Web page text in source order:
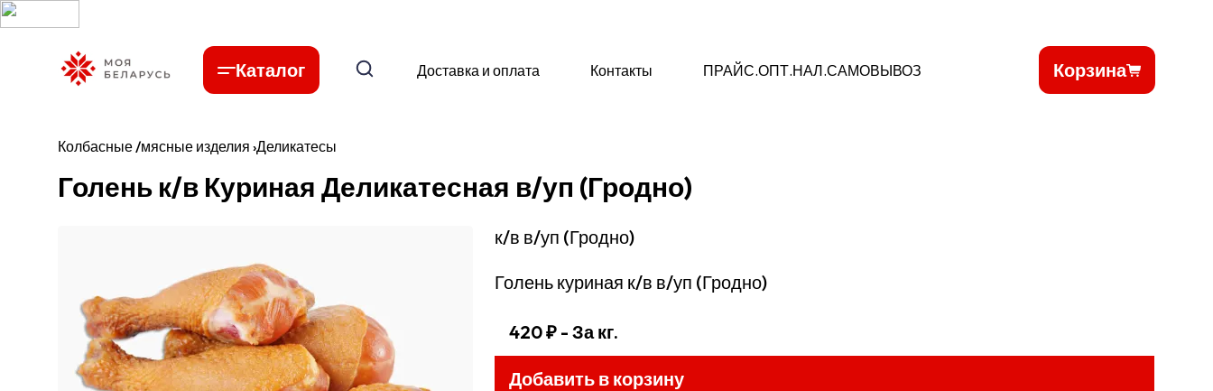
Каталог Доставка и оплата Контакты ПРАЙС.ОПТ.НАЛ.САМОВЫВОЗ Корзина
Колбасные /мясные изделия ›Деликатесы
Голень к/в Куриная Деликатесная в/уп (Гродно)
к/в в/уп (Гродно)
Голень куриная к/в в/уп (Гродно)
420 ₽ - За кг.
Добавить в корзину